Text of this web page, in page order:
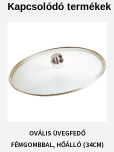
Kapcsolódó termékek
OVÁLIS ÜVEGFEDŐ
FÉMGOMBBAL, HŐÁLLÓ (34CM)